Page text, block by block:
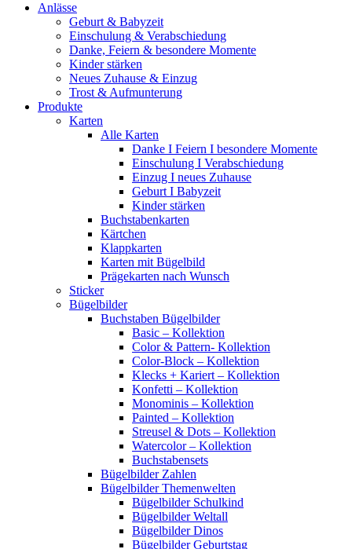
Anlässe
Geburt & Babyzeit
Einschulung & Verabschiedung
Danke, Feiern & besondere Momente
Kinder stärken
Neues Zuhause & Einzug
Trost & Aufmunterung
Produkte
Karten
Alle Karten
Danke I Feiern I besondere Momente
Einschulung I Verabschiedung
Einzug I neues Zuhause
Geburt I Babyzeit
Kinder stärken
Buchstabenkarten
Kärtchen
Klappkarten
Karten mit Bügelbild
Prägekarten nach Wunsch
Sticker
Bügelbilder
Buchstaben Bügelbilder
Basic – Kollektion
Color & Pattern- Kollektion
Color-Block – Kollektion
Klecks + Kariert – Kollektion
Konfetti – Kollektion
Monominis – Kollektion
Painted – Kollektion
Streusel & Dots – Kollektion
Watercolor – Kollektion
Buchstabensets
Bügelbilder Zahlen
Bügelbilder Themenwelten
Bügelbilder Schulkind
Bügelbilder Weltall
Bügelbilder Dinos
Bügelbilder Geburtstag